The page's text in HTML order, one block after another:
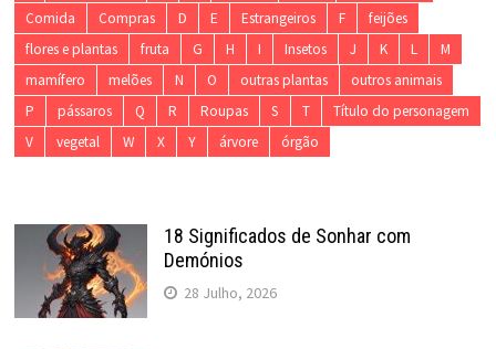
Comida
Compras D E Estrangeiros F
feijões
flores e plantas
fruta G H I Insetos J K L
M
mamífero
melões N O outras plantas
outros animais
P
pássaros Q R Roupas S T
Título do personagem
V
vegetal W X Y árvore órgão
18 Significados de Sonhar com
Demónios
28 Julho, 2026